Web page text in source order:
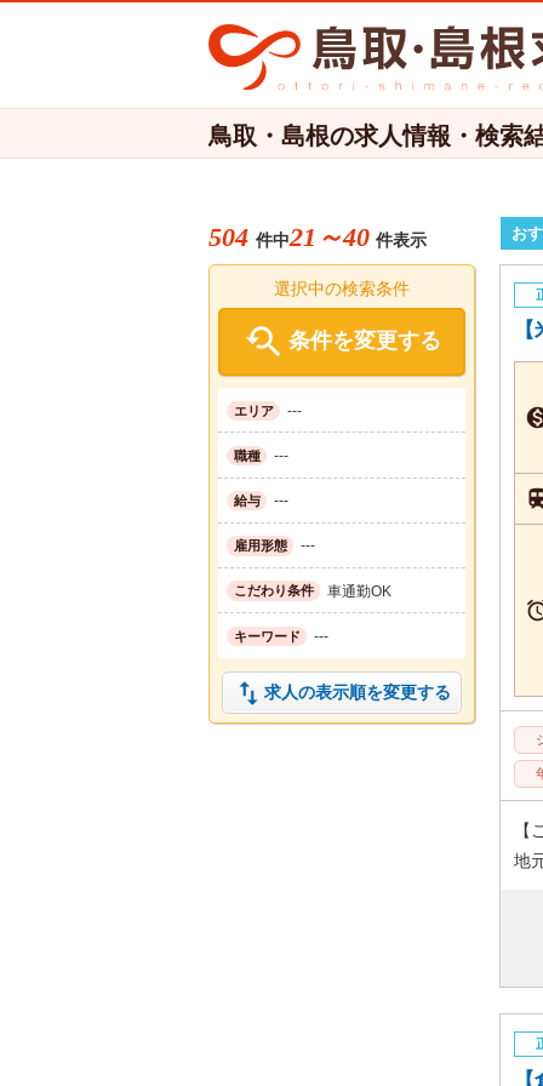
鳥取・島根の求人情報・検索
504 件中21～40 件表示 お
地
選択中の検索条件
 条件を変更する
エリア ---
職種 ---
給与 ---
雇用形態 ---
こだわり条件 車通勤OK
キーワード ---
 求人の表示順を変更する